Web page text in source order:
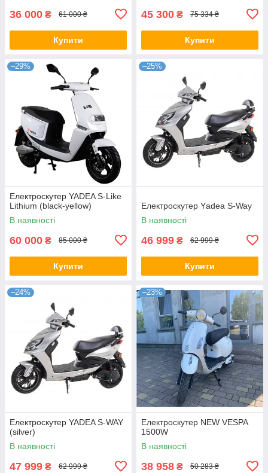
36 000 ₴ 61 000 ₴
Купити
45 300 ₴ 75 334 ₴
Купити
–29%
Електроскутер YADEA S-Like
Lithium (black-yellow)
В наявності
60 000 ₴ 85 000 ₴
Купити
–25%
Електроскутер Yаdeа S-Way
В наявності
46 999 ₴ 62 999 ₴
Купити
–24%
Електроскутер YADEA S-WAY
(silver)
В наявності
47 999 ₴ 62 999 ₴
–23%
Електроскутер NEW VESPA
1500W
В наявності
38 958 ₴ 50 283 ₴